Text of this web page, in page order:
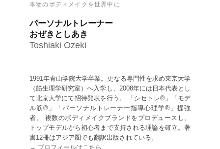
本物のボディメイクを世界中に
パーソナルトレーナー
おぜきとしあき
Toshiaki Ozeki
1991年青山学院大学卒業。更なる専門性を求め東京大学
（筋生理学研究室）へ入学し、2008年には日本代表とし
て北京大学にて招待発表を行う。 「シセトレ®」「モデ
ル筋®」「パーソナルトレーナー指導心理学®」提強
者。 複数のボディメイクブランドをプロデュースし、
トップモデルから初心者まで支持される理論を確立。著
書12冊はアジア圏でも翻訳出版されている。
→ プロフィールはこちら